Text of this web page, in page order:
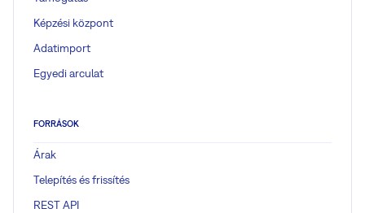
Képzési központ
Adatimport
Egyedi arculat
FORRÁSOK
Árak
Telepítés és frissítés
REST API